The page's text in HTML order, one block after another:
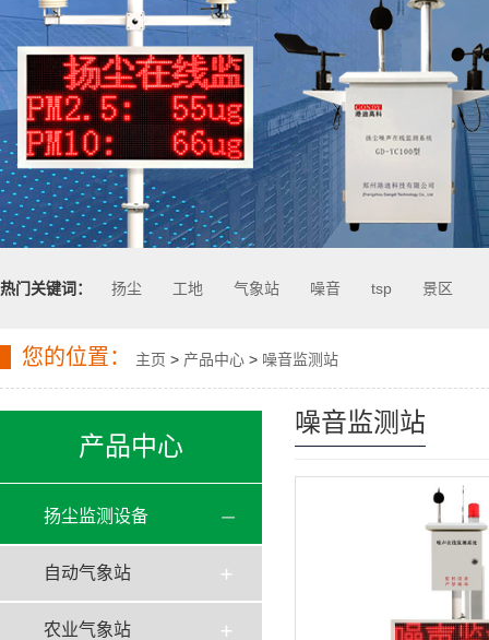
热门关键词： 扬尘 工地 气象站 噪音 tsp 景区
您的位置： 主页 > 产品中心 > 噪音监测站
产品中心
扬尘监测设备
自动气象站
农业气象站
噪音监测站